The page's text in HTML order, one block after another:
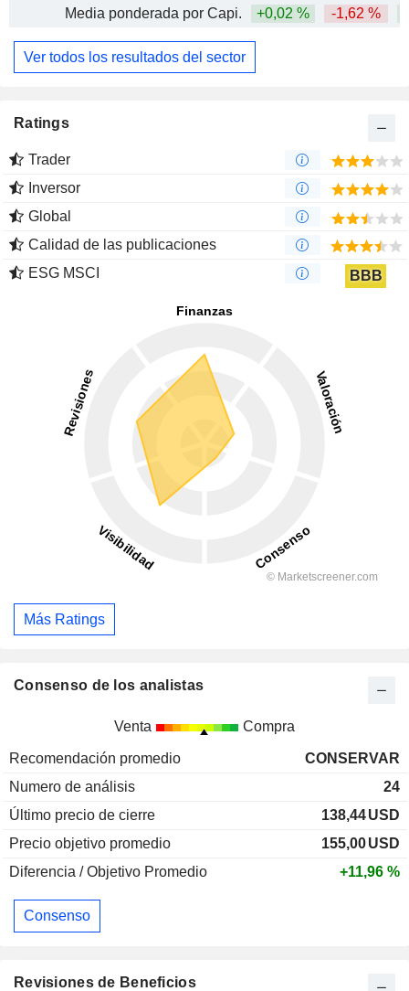
Media ponderada por Capi.
+0,02 % -1,62 %
Ver todos los resultados del sector
Ratings
Trader
Inversor
Global
Calidad de las publicaciones
ESG MSCI
BBB
Más Ratings
Consenso de los analistas
Venta Compra
Recomendación promedio
CONSERVAR
Numero de análisis
24
Último precio de cierre
138,44USD
Precio objetivo promedio
155,00USD
Diferencia / Objetivo Promedio
+11,96 %
Consenso
Revisiones de Beneficios